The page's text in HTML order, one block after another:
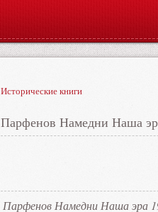
Исторические книги
Парфенов Намедни Наша
Парфенов Намедни Наша эра